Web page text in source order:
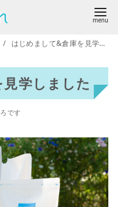
はじめまして&倉庫を見学しました
学しました
です